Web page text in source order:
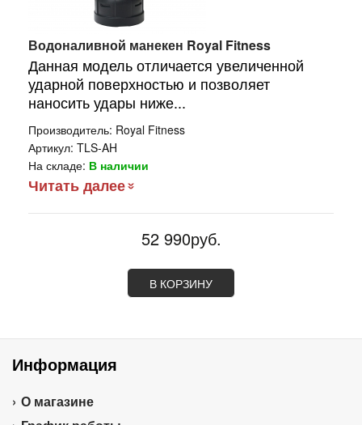
Водоналивной манекен Royal Fitness
Данная модель отличается увеличенной
ударной поверхностью и позволяет
наносить удары ниже...
Производитель: Royal Fitness
Артикул: TLS-AH
На складе: В наличии
Читать далее
52 990руб.
В КОРЗИНУ
Информация
О магазине